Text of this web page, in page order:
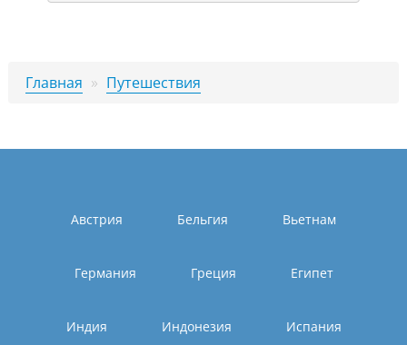
Главная » Путешествия
Австрия Бельгия Вьетнам
Германия Греция Египет
Индия Индонезия Испания